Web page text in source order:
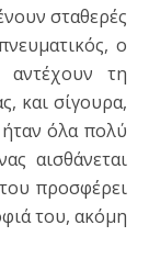
σταθερές
ο
αντέχουν τη
και σίγουρα,
ήταν όλα πολύ
αισθάνεται
προσφέρει
του, ακόμη